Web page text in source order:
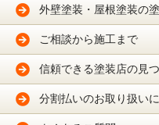
外壁塗装・屋根塗装の
ご相談から施工まで
信頼できる塗装店の見
分割払いのお取り扱い